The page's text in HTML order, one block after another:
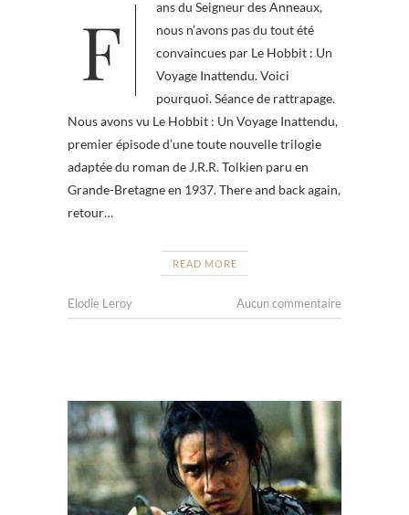
Fans du Seigneur des Anneaux,
nous n’avons pas du tout été
convaincues par Le Hobbit : Un
Voyage Inattendu. Voici
pourquoi. Séance de rattrapage.
Nous avons vu Le Hobbit : Un Voyage Inattendu,
premier épisode d’une toute nouvelle trilogie
adaptée du roman de J.R.R. Tolkien paru en
Grande-Bretagne en 1937. There and back again,
retour…
READ MORE
Elodie Leroy Aucun commentaire